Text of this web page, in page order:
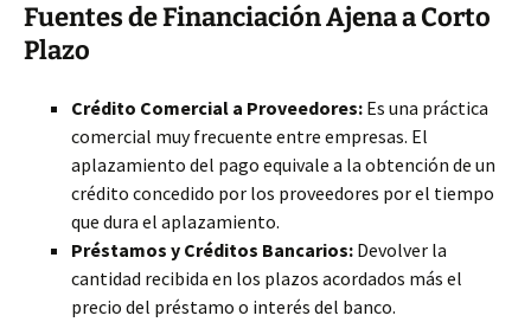
Fuentes de Financiación Ajena a Corto
Plazo
Crédito Comercial a Proveedores: Es una práctica
comercial muy frecuente entre empresas. El
aplazamiento del pago equivale a la obtención de un
crédito concedido por los proveedores por el tiempo
que dura el aplazamiento.
Préstamos y Créditos Bancarios: Devolver la
cantidad recibida en los plazos acordados más el
precio del préstamo o interés del banco.